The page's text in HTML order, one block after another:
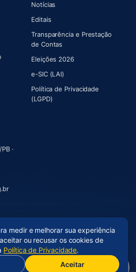
Notícias
Editais
Transparência e Prestação
de Contas
Eleições 2026
e-SIC (LAI)
Política de Privacidade
(LGPD)
·
os direitos reservados
site· LGPD
porAxium Analytics(abre em nova aba)
medir e melhorar sua experiência
ou recusar os cookies de
Política de Privacidade.
Aceitar